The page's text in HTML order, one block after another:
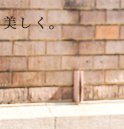
で長傘のように
50cm)
り折りたたま
。